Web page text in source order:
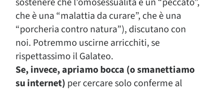
che è una “malattia da curare”, che è una
“porcheria contro natura”), discutano con
noi. Potremmo uscirne arricchiti, se
rispettassimo il Galateo.
Se, invece, apriamo bocca (o smanettiamo
su internet) per cercare solo conferme al